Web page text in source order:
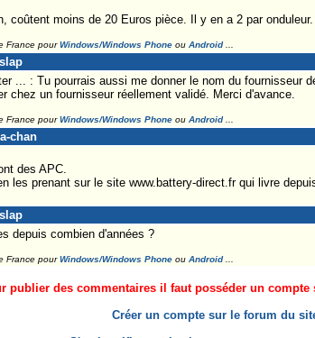
coûtent moins de 20 Euros pièce. Il y en a 2 par onduleur.
France pourWindows/Windows Phoneou Android...
... : Tu pourrais aussi me donner le nom du fournisseur
chez un fournisseur réellement validé. Merci d'avance.
France pourWindows/Windows Phoneou Android...
chan
des APC.
les prenant sur le site www.battery-direct.fr qui livre
depuis combien d'années ?
France pourWindows/Windows Phoneou Android...
publier des commentaires il faut posséder un
Créer un compte sur le forum du